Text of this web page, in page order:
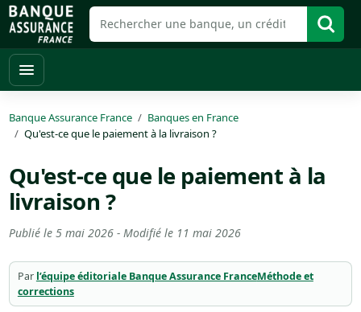
Banque Assurance France
Banques en France
Qu'est-ce que le paiement à la livraison ?
Qu'est-ce que le paiement à la
livraison ?
Publié le 5 mai 2026- Modifié le 11 mai 2026
Par l’équipe éditoriale Banque Assurance FranceMéthode et
corrections